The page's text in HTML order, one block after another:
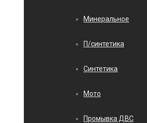
Минеральное
П/синтетика
Синтетика
Мото
Промывка ДВС